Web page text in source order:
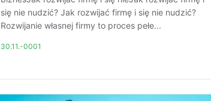
się nie nudzić? Jak rozwijać firmę i się nie nudzić?
Rozwijanie własnej firmy to proces pełe...
30.11.-0001